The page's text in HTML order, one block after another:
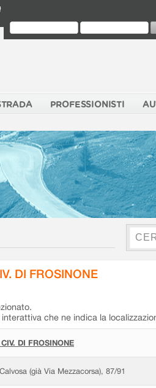
PROFESSIONISTI
DI FROSINONE
che ne indica la
DI FROSINONE
(già Via Mezzacorsa), 87/91